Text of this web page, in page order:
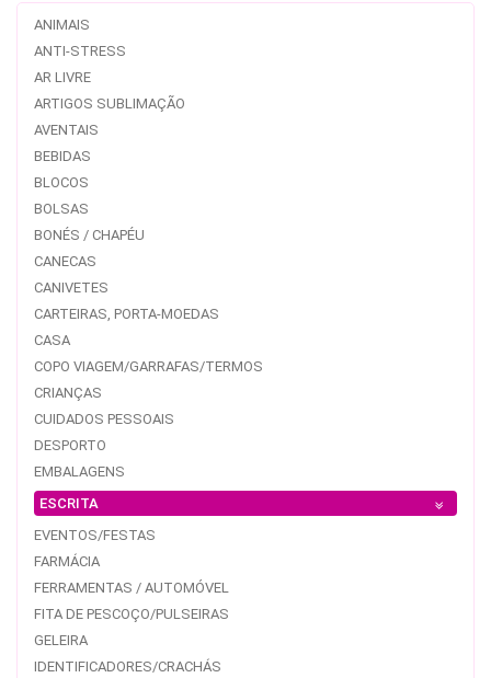
ANIMAIS
ANTI-STRESS
AR LIVRE
ARTIGOS SUBLIMAÇÃO
AVENTAIS
BEBIDAS
BLOCOS
BOLSAS
BONÉS / CHAPÉU
CANECAS
CANIVETES
CARTEIRAS, PORTA-MOEDAS
CASA
COPO VIAGEM/GARRAFAS/TERMOS
CRIANÇAS
CUIDADOS PESSOAIS
DESPORTO
EMBALAGENS
ESCRITA
EVENTOS/FESTAS
FARMÁCIA
FERRAMENTAS / AUTOMÓVEL
FITA DE PESCOÇO/PULSEIRAS
GELEIRA
IDENTIFICADORES/CRACHÁS